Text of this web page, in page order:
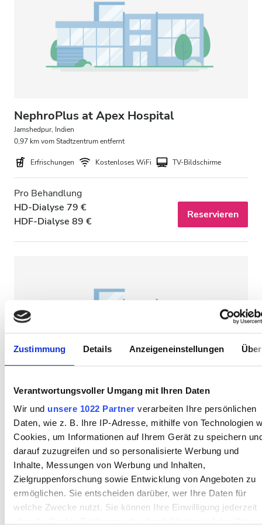
Zustimmung Details Anzeigeneinstellungen
Verantwortungsvoller Umgang mit Ihren Daten
Wir und unsere 1022 Partner verarbeiten Ihre persönlichen
Daten, wie z. B. Ihre IP-Adresse, mithilfe von Technologien
Cookies, um Informationen auf Ihrem Gerät zu speichern
darauf zuzugreifen und so personalisierte Werbung und
Inhalte, Messungen von Werbung und Inhalten,
Zielgruppenforschung sowie Entwicklung von Angeboten zu
ermöglichen. Sie entscheiden darüber, wer Ihre Daten für
welche Zwecke nutzt. Sie können Ihre Einwilligung jederzeit
Patienten mit Hepatitis B
Patienten mit Hepatitis C
GHIC
Erfrischungen
Kostenloses WiFi
TV-Bildschirme
Preis
0 - 100 EUR
100 - 200 EUR
200 - 300 EUR
300+ EUR
Schichten
Morgen
Nachmittag
NephroPlus at Apex Hospital
Jamshedpur, Indien
0,97 km vom Stadtzentrum entfernt
Erfrischungen Kostenloses WiFi TV-Bildschirme
Pro Behandlung
HD-Dialyse 79 €
HDF-Dialyse 89 €
Reservieren
NephroPlus at Ardeshir Dalal Memorial
Hospital
Jamshedpur, Indien
4,68 km vom Stadtzentrum entfernt
Erfrischungen Kostenloses WiFi TV-Bildschirme
Pro Behandlung
HD-Dialyse 79 €